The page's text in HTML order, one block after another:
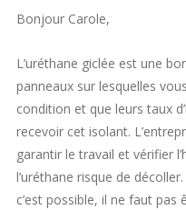
Bonjour Carole,
L’uréthane giclée est une
panneaux sur lesquelles
condition et que leurs taux
recevoir cet isolant.
garantir le travail et vérifier
l’uréthane risque de
c’est possible, il ne faut pas